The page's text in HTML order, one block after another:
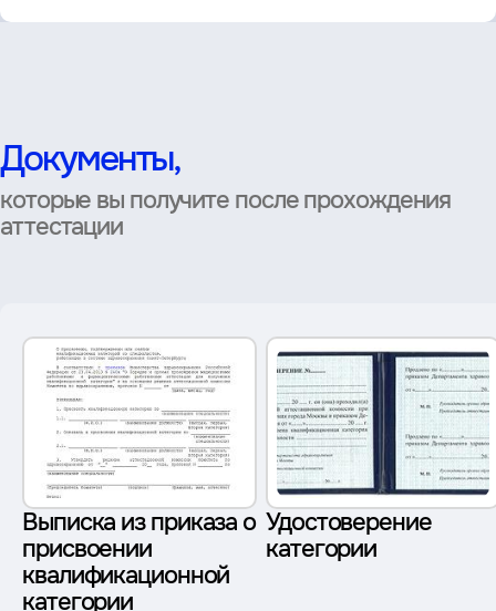
Документы,
которые вы получите после прохождения
аттестации
Выписка из приказа о
присвоении
квалификационной
категории
Удостоверение
категории